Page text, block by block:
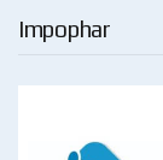
Impophar